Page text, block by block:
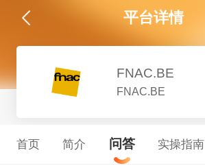
平台详情
FNAC.BE
FNAC.BE
首页 简介 问答 实操指南